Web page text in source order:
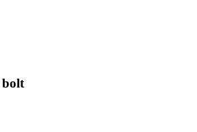
bolt